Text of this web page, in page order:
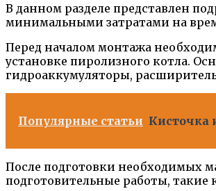
В данном разделе представлен
минимальными затратами на
Перед началом монтажа
установке пиролизного котла.
гидроаккумуляторы,
Популярные статьи Кисточка
После подготовки необходимых
подготовительные работы, такие